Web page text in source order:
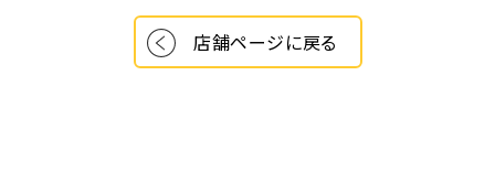
店舗ページに戻る